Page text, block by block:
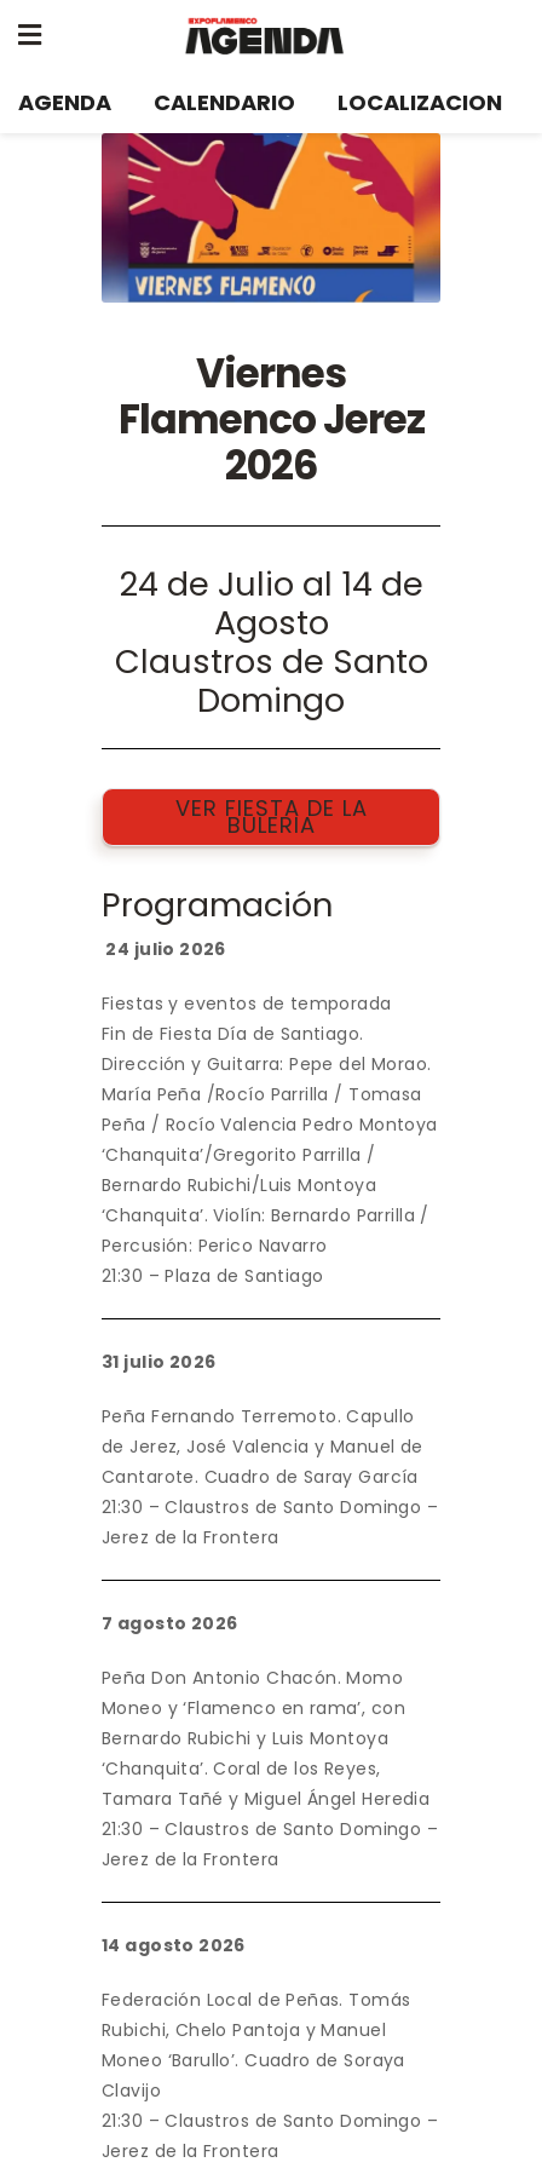
AGENDA CALENDARIO LOCALIZACION
Viernes
Flamenco Jerez
2026
24 de Julio al 14 de
Agosto
Claustros de Santo
Domingo
VER FIESTA DE LA
BULERIA
Programación
24 julio 2026
Fiestas y eventos de temporada
Fin de Fiesta Día de Santiago.
Dirección y Guitarra: Pepe del Morao.
María Peña /Rocío Parrilla / Tomasa
Peña / Rocío Valencia Pedro Montoya
‘Chanquita’/Gregorito Parrilla /
Bernardo Rubichi/Luis Montoya
‘Chanquita’. Violín: Bernardo Parrilla /
Percusión: Perico Navarro
21:30 – Plaza de Santiago
31 julio 2026
Peña Fernando Terremoto. Capullo
de Jerez, José Valencia y Manuel de
Cantarote. Cuadro de Saray García
21:30 – Claustros de Santo Domingo –
Jerez de la Frontera
7 agosto 2026
Peña Don Antonio Chacón. Momo
Moneo y ‘Flamenco en rama’, con
Bernardo Rubichi y Luis Montoya
‘Chanquita’. Coral de los Reyes,
Tamara Tañé y Miguel Ángel Heredia
21:30 – Claustros de Santo Domingo –
Jerez de la Frontera
14 agosto 2026
Federación Local de Peñas. Tomás
Rubichi, Chelo Pantoja y Manuel
Moneo ‘Barullo’. Cuadro de Soraya
Clavijo
21:30 – Claustros de Santo Domingo –
Jerez de la Frontera